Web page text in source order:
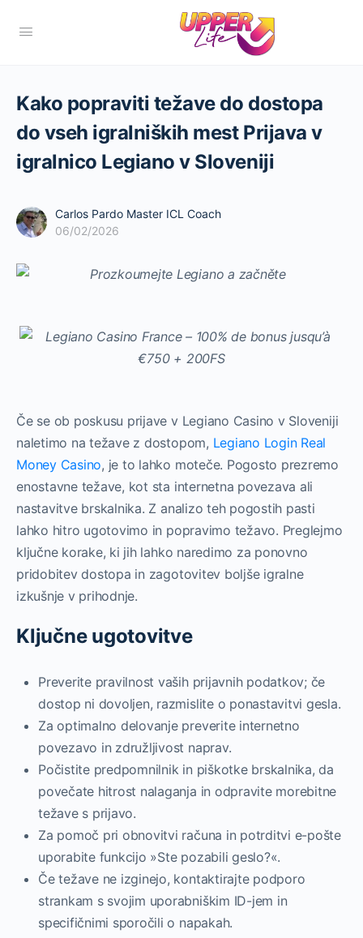
Kako popraviti težave do dostopa
do vseh igralniških mest Prijava v
igralnico Legiano v Sloveniji
Carlos Pardo Master ICL Coach
06/02/2026
Če se ob poskusu prijave v Legiano Casino v Sloveniji
naletimo na težave z dostopom, Legiano Login Real
Money Casino, je to lahko moteče. Pogosto prezremo
enostavne težave, kot sta internetna povezava ali
nastavitve brskalnika. Z analizo teh pogostih pasti
lahko hitro ugotovimo in popravimo težavo. Preglejmo
ključne korake, ki jih lahko naredimo za ponovno
pridobitev dostopa in zagotovitev boljše igralne
izkušnje v prihodnje.
Ključne ugotovitve
Preverite pravilnost vaših prijavnih podatkov; če
dostop ni dovoljen, razmislite o ponastavitvi gesla.
Za optimalno delovanje preverite internetno
povezavo in združljivost naprav.
Počistite predpomnilnik in piškotke brskalnika, da
povečate hitrost nalaganja in odpravite morebitne
težave s prijavo.
Za pomoč pri obnovitvi računa in potrditvi e-pošte
uporabite funkcijo »Ste pozabili geslo?«.
Če težave ne izginejo, kontaktirajte podporo
strankam s svojim uporabniškim ID-jem in
specifičnimi sporočili o napakah.